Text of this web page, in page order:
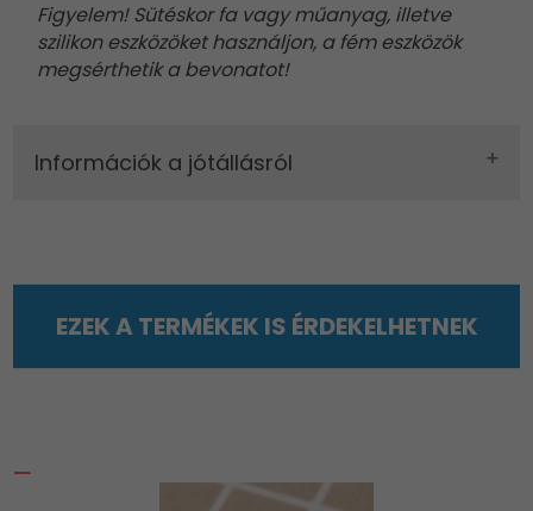
Figyelem! Sütéskor fa vagy műanyag, illetve
szilikon eszközöket használjon, a fém eszközök
megsérthetik a bevonatot!
Információk a jótállásról
EZEK A TERMÉKEK IS ÉRDEKELHETNEK